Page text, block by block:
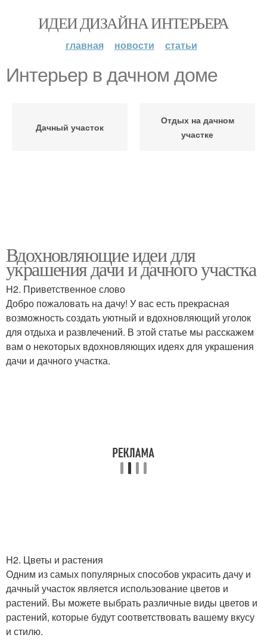
ИДЕИ ДИЗАЙНА ИНТЕРЬЕРА
главная новости статьи
Интерьер в дачном доме
Дачный участок
Отдых на дачном
участке
Вдохновляющие идеи для
украшения дачи и дачного участка
H2. Приветственное слово
Добро пожаловать на дачу! У вас есть прекрасная
возможность создать уютный и вдохновляющий уголок
для отдыха и развлечений. В этой статье мы расскажем
вам о некоторых вдохновляющих идеях для украшения
дачи и дачного участка.
H2. Цветы и растения
Одним из самых популярных способов украсить дачу и
дачный участок является использование цветов и
растений. Вы можете выбрать различные виды цветов и
растений, которые будут соответствовать вашему вкусу
и стилю.